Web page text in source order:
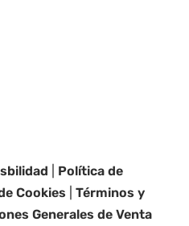
Política de
Cookies |Términos y
Generales de Venta